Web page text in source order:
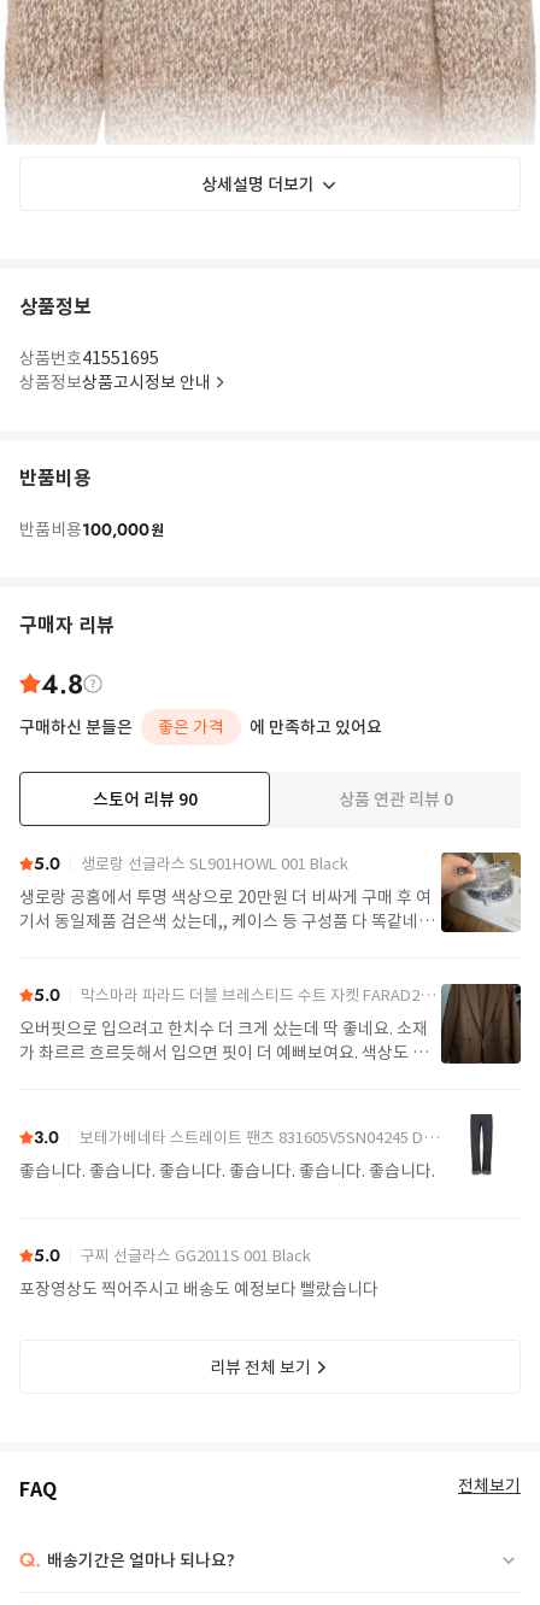
상세설명 더보기
상품정보
상품번호41551695
상품정보상품고시정보 안내
반품비용
반품비용100,000원
구매자 리뷰
4.8
구매하신 분들은 좋은 가격 에 만족하고 있어요
스토어 리뷰 90 상품 연관 리뷰 0
5.0 생로랑 선글라스 SL901HOWL 001 Black
생로랑 공홈에서 투명 색상으로 20만원 더 비싸게 구매 후 여
기서 동일제품 검은색 샀는데,, 케이스 등 구성품 다 똑같네요
5.0 막스마라 파라드 더블 브레스티드 수트 자켓 FARAD2521046122600004 Camel
오버핏으로 입으려고 한치수 더 크게 샀는데 딱 좋네요. 소재
가 촤르르 흐르듯해서 입으면 핏이 더 예뻐보여요. 색상도 제
3.0 보테가베네타 스트레이트 팬츠 831605V5SN04245 Denim
좋습니다. 좋습니다. 좋습니다. 좋습니다. 좋습니다. 좋습니다.
5.0 구찌 선글라스 GG2011S 001 Black
포장영상도 찍어주시고 배송도 예정보다 빨랐습니다
리뷰 전체 보기
FAQ 전체보기
Q. 배송기간은 얼마나 되나요?